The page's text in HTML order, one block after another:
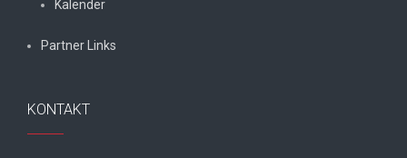
Kalender
Partner Links
KONTAKT